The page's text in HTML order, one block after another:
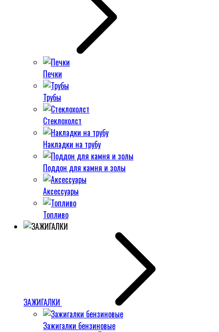
Печки
Трубы
Стеклохолст
Накладки на трубу
Поддон для камня и золы
Аксессуары
Топливо
ЗАЖИГАЛКИ
Зажигалки бензиновые